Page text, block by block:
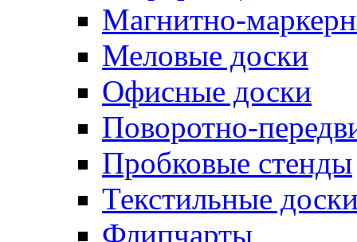
Магнитно-
Меловые доски
Офисные доски
Поворотно-
Пробковые стенды
Текстильные
Флипчарты